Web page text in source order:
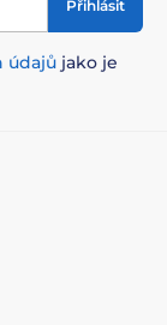
Přihlásit
údajů jako je